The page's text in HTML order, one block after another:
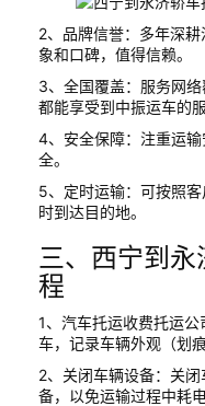
2、品牌信誉：多年深
象和口碑，值得信赖。
3、全国覆盖：服务网络
都能享受到中振运车的服
4、安全保障：注重运
全。
5、定时运输：可按照
时到达目的地。
三、西宁到
程
1、汽车托运收费托运
车，记录车辆外观（划
2、关闭车辆设备：关
备，以免运输过程中耗